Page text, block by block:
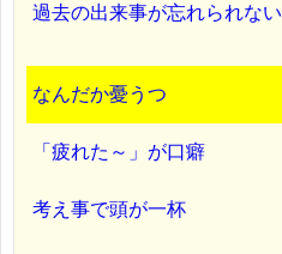
過去の出来事が忘れられない
なんだか憂うつ
「疲れた～」が口癖
考え事で頭が一杯